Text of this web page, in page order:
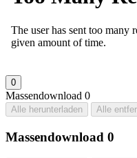
0
Massendownload 0
Alle herunterladen Alle
Massendownload 0